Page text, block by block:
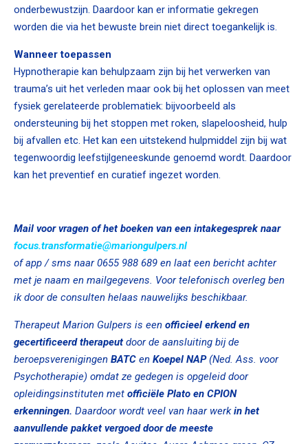
onderbewustzijn. Daardoor kan er informatie gekregen
worden die via het bewuste brein niet direct toegankelijk is.
Wanneer toepassen
Hypnotherapie kan behulpzaam zijn bij het verwerken van
trauma’s uit het verleden maar ook bij het oplossen van meet
fysiek gerelateerde problematiek: bijvoorbeeld als
ondersteuning bij het stoppen met roken, slapeloosheid, hulp
bij afvallen etc. Het kan een uitstekend hulpmiddel zijn bij wat
tegenwoordig leefstijlgeneeskunde genoemd wordt. Daardoor
kan het preventief en curatief ingezet worden.
Mail voor vragen of het boeken van een intakegesprek naar
focus.transformatie@mariongulpers.nl
of app / sms naar 0655 988 689 en laat een bericht achter
met je naam en mailgegevens. Voor telefonisch overleg ben
ik door de consulten helaas nauwelijks beschikbaar.
Therapeut Marion Gulpers is een officieel erkend en
gecertificeerdtherapeutdoor de aansluiting bij de
beroepsverenigingen BATC en Koepel NAP(Ned. Ass. voor
Psychotherapie) omdat ze gedegen is opgeleid door
opleidingsinstituten met officiële Plato en CPION
erkenningen. Daardoor wordt veel van haar werkin het
aanvullende pakket vergoed door de meeste